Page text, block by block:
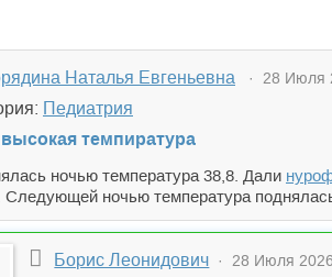
Наталья Евгеньевна · 28 Июля
Педиатрия
высокая темпиратура
ночью температура 38,8. Дали
Следующей ночью температура
Борис Леонидович · 28 Июля